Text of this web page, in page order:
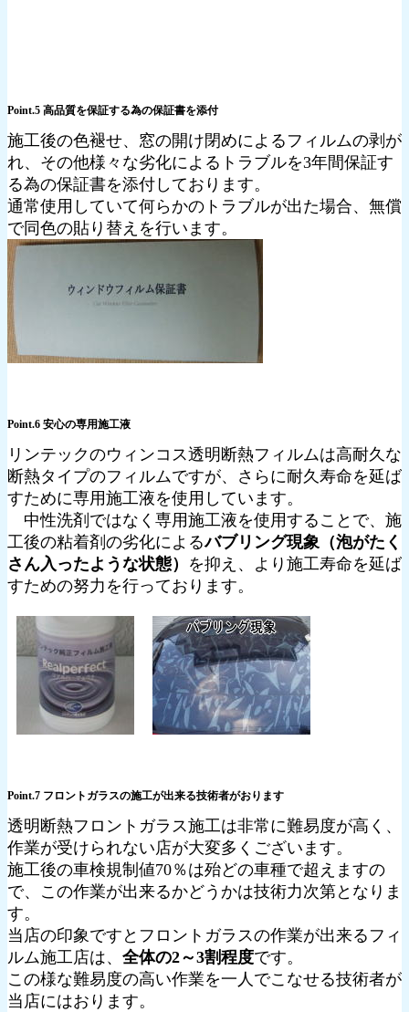
Point.5 高品質を保証する為の保証書を添付
施工後の色褪せ、窓の開け閉めによるフィルムの剥が
れ、その他様々な劣化によるトラブルを3年間保証す
る為の保証書を添付しております。
通常使用していて何らかのトラブルが出た場合、無償
で同色の貼り替えを行います。
Point.6 安心の専用施工液
リンテックのウィンコス透明断熱フィルムは高耐久な
断熱タイプのフィルムですが、さらに耐久寿命を延ば
すために専用施工液を使用しています。
中性洗剤ではなく専用施工液を使用することで、施
工後の粘着剤の劣化によるバブリング現象（泡がたく
さん入ったような状態） を抑え、より施工寿命を延ば
すための努力を行っております。
Point.7 フロントガラスの施工が出来る技術者がおります
透明断熱フロントガラス施工は非常に難易度が高く、
作業が受けられない店が大変多くございます。
施工後の車検規制値70％は殆どの車種で超えますの
で、この作業が出来るかどうかは技術力次第となりま
す。
当店の印象ですとフロントガラスの作業が出来るフィ
ルム施工店は、 全体の2～3割程度です。
この様な難易度の高い作業を一人でこなせる技術者が
当店にはおります。